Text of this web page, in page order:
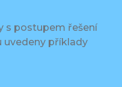
s postupem řešení
uvedeny příklady